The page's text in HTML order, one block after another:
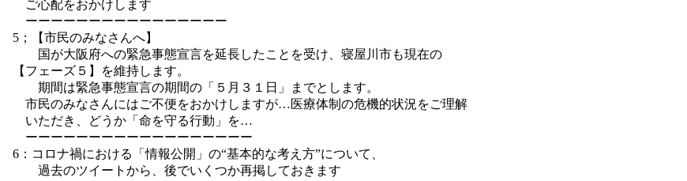
ご心配をおかけします
ーーーーーーーーーーーーーーーー
5；【市民のみなさんへ】
国が大阪府への緊急事態宣言を延長したことを受け、寝屋川市も現在の
【フェーズ５】を維持します。
期間は緊急事態宣言の期間の「５月３１日」までとします。
市民のみなさんにはご不便をおかけしますが…医療体制の危機的状況をご理解
いただき、どうか「命を守る行動」を…
ーーーーーーーーーーーーーーーーーー
6：コロナ禍における「情報公開」の“基本的な考え方”について、
過去のツイートから、後でいくつか再掲しておきます